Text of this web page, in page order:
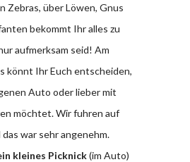
Zebras, über Löwen, Gnus
bekommt Ihr alles zu
aufmerksam seid! Am
könnt Ihr Euch entscheiden,
Auto oder lieber mit
möchtet. Wir fuhren auf
war sehr angenehm.
kleines Picknick(im Auto)